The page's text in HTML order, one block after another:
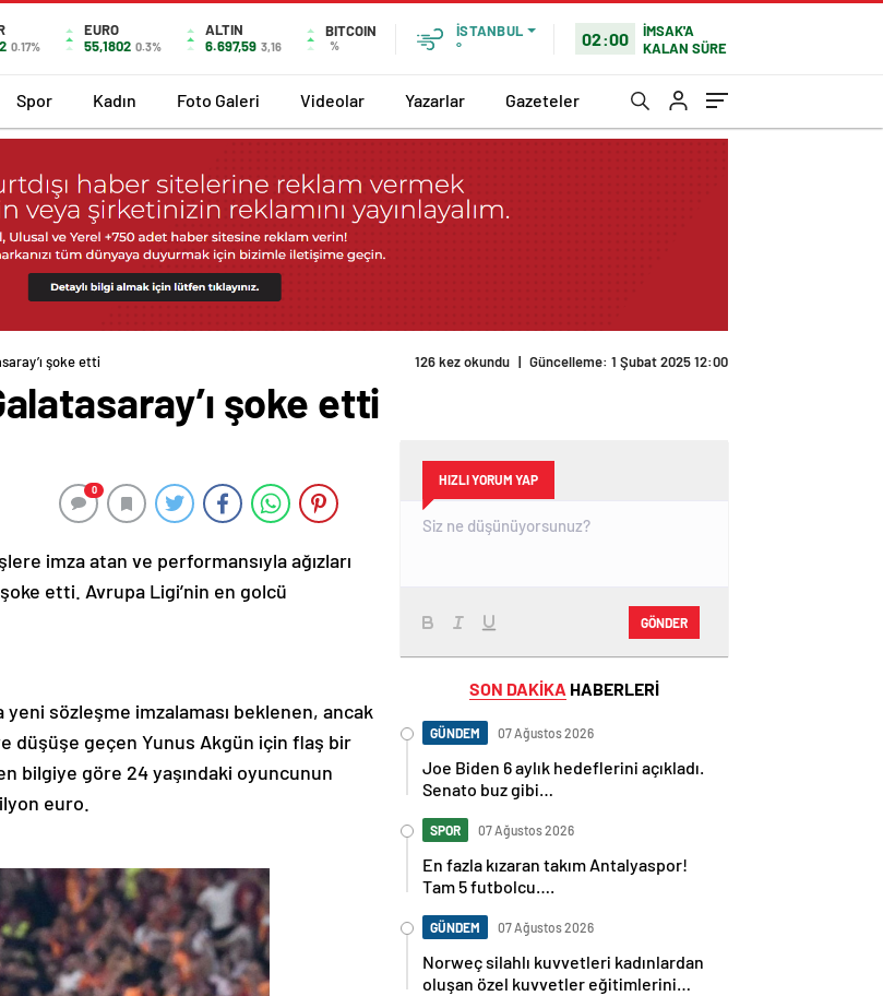
0.17%
EURO
55,1802 0.3%
ALTIN
6.697,59 3,16
BITCOIN
%
İSTANBUL
°
02:00
İMSAK'A
KALAN SÜRE
Spor Kadın Foto Galeri Videolar Yazarlar Gazeteler
şoke etti 126 kez okundu | Güncelleme: 1 Şubat 2025 12:00
şoke etti
0
imza atan ve performansıyla ağızları
etti. Avrupa Ligi’nin en golcü
sözleşme imzalaması beklenen, ancak
düşüşe geçen Yunus Akgün için flaş bir
bilgiye göre 24 yaşındaki oyuncunun
euro.
HIZLI YORUM YAP
GÖNDER
SON DAKİKA HABERLERİ
GÜNDEM 07 Ağustos 2026
Joe Biden 6 aylık hedeflerini açıkladı.
Senato buz gibi…
SPOR 07 Ağustos 2026
En fazla kızaran takım Antalyaspor!
Tam 5 futbolcu….
GÜNDEM 07 Ağustos 2026
Norweç silahlı kuvvetleri kadınlardan
oluşan özel kuvvetler eğitimlerini